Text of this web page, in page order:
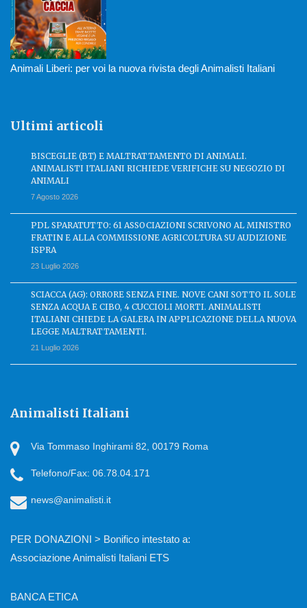
Animali Liberi: per voi la nuova rivista degli Animalisti Italiani
Ultimi articoli
BISCEGLIE (BT) E MALTRATTAMENTO DI ANIMALI.
ANIMALISTI ITALIANI RICHIEDE VERIFICHE SU NEGOZIO DI
ANIMALI
7 Agosto 2026
PDL SPARATUTTO: 61 ASSOCIAZIONI SCRIVONO AL MINISTRO
FRATIN E ALLA COMMISSIONE AGRICOLTURA SU AUDIZIONE
ISPRA
23 Luglio 2026
SCIACCA (AG): ORRORE SENZA FINE. NOVE CANI SOTTO IL SOLE
SENZA ACQUA E CIBO, 4 CUCCIOLI MORTI. ANIMALISTI
ITALIANI CHIEDE LA GALERA IN APPLICAZIONE DELLA NUOVA
LEGGE MALTRATTAMENTI.
21 Luglio 2026
Animalisti Italiani
Via Tommaso Inghirami 82, 00179 Roma
Telefono/Fax: 06.78.04.171
news@animalisti.it
PER DONAZIONI > Bonifico intestato a:
Associazione Animalisti Italiani ETS
BANCA ETICA